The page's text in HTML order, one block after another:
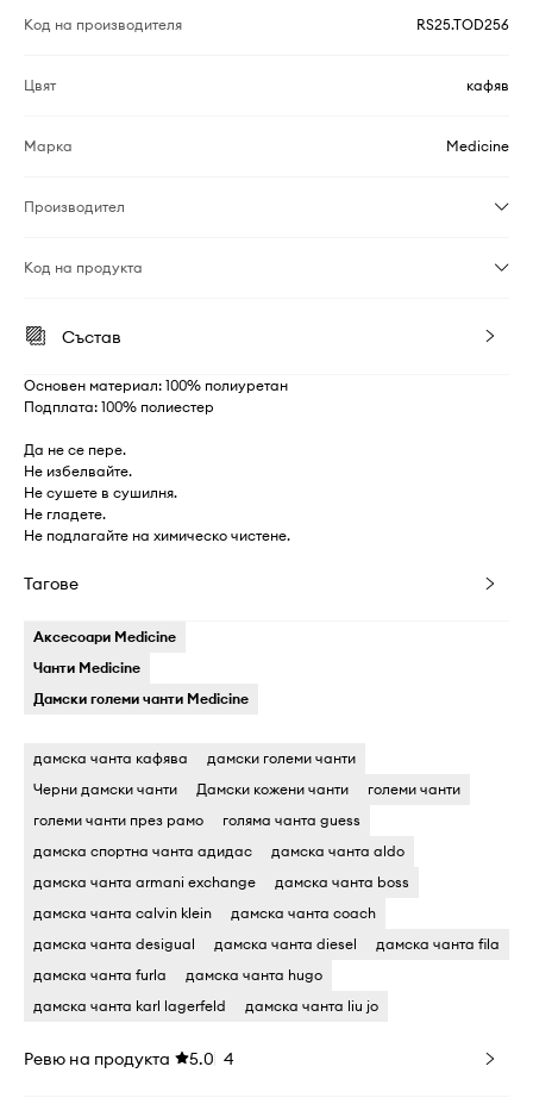
Код на производителя RS25.TOD256
Цвят кафяв
Марка Medicine
Производител
Код на продукта
Състав
Основен материал: 100% полиуретан
Подплата: 100% полиестер
Да не се пере.
Не избелвайте.
Не сушете в сушилня.
Не гладете.
Не подлагайте на химическо чистене.
Тагове
Аксесоари Medicine
Чанти Medicine
Дамски големи чанти Medicine
дамска чанта кафява
дамски големи чанти
Черни дамски чанти
Дамски кожени чанти
големи чанти
големи чанти през рамо
голяма чанта guess
дамска спортна чанта адидас
дамска чанта aldo
дамска чанта armani exchange
дамска чанта boss
дамска чанта calvin klein
дамска чанта coach
дамска чанта desigual
дамска чанта diesel
дамска чанта fila
дамска чанта furla
дамска чанта hugo
дамска чанта karl lagerfeld
дамска чанта liu jo
Ревю на продукта 5.0 4